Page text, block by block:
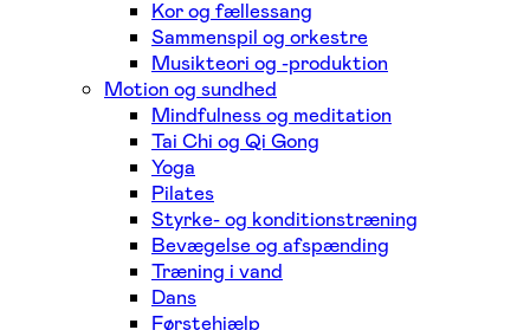
Kor og fællessang
Sammenspil og orkestre
Musikteori og -produktion
Motion og sundhed
Mindfulness og meditation
Tai Chi og Qi Gong
Yoga
Pilates
Styrke- og konditionstræning
Bevægelse og afspænding
Træning i vand
Dans
Førstehjælp